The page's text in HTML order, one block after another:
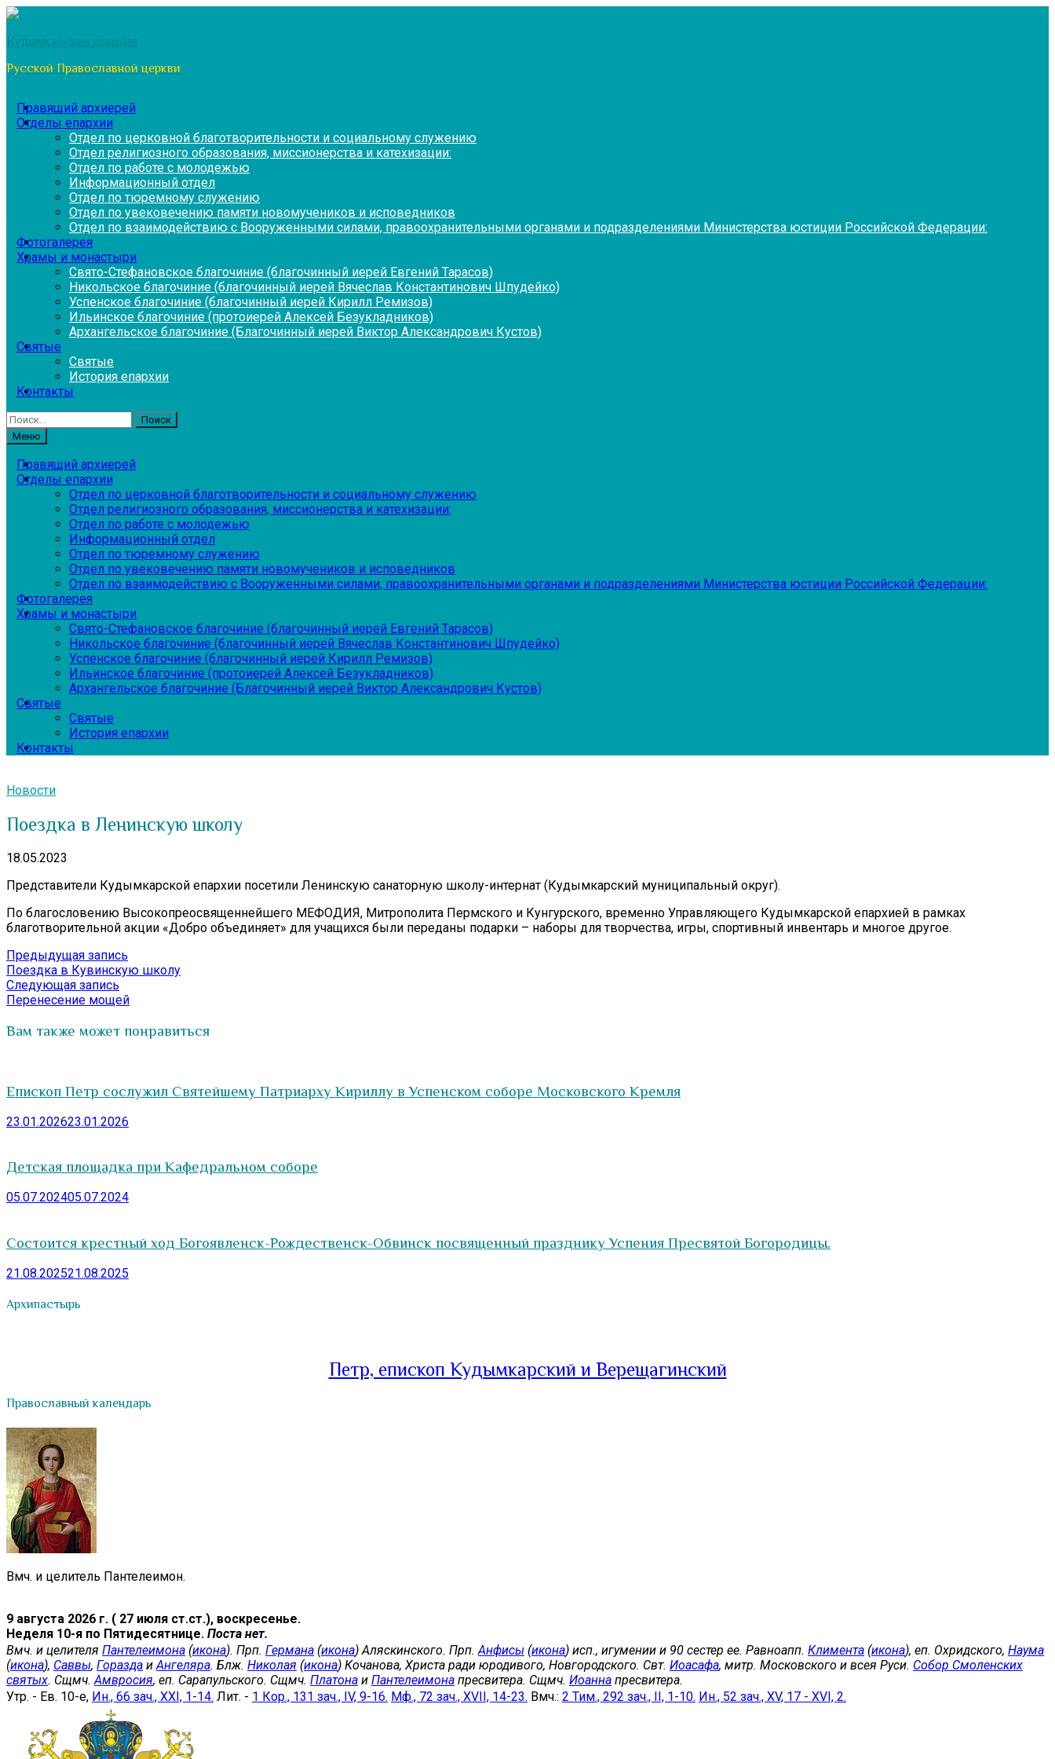
Перейти
содержимому
Кудымкарская епархия
Русской Православной церкви
Правящий архиерей
Отделы епархии
Отдел по церковной благотворительности и социальному служению
Отдел религиозного образования, миссионерства и катехизации:
Отдел по работе с молодежью
Информационный отдел
Отдел по тюремному служению
Отдел по увековечению памяти новомучеников и исповедников
Отдел по взаимодействию с Вооруженными силами, правоохранительными органами и подразделениями Министерства юстиции Российской Федерации:
Фотогалерея
Храмы и монастыри
Свято-Стефановское благочиние (благочинный иерей Евгений Тарасов)
Никольское благочиние (благочинный иерей Вячеслав Константинович Шпудейко)
Успенское благочиние (благочинный иерей Кирилл Ремизов)
Ильинское благочиние (протоиерей Алексей Безукладников)
Архангельское благочиние (Благочинный иерей Виктор Александрович Кустов)
Святые
Святые
История епархии
Контакты
Найти:
Меню
Правящий архиерей
Отделы епархии
Отдел по церковной благотворительности и социальному служению
Отдел религиозного образования, миссионерства и катехизации:
Отдел по работе с молодежью
Информационный отдел
Отдел по тюремному служению
Отдел по увековечению памяти новомучеников и исповедников
Отдел по взаимодействию с Вооруженными силами, правоохранительными органами и подразделениями Министерства юстиции Российской Федерации:
Фотогалерея
Храмы и монастыри
Свято-Стефановское благочиние (благочинный иерей Евгений Тарасов)
Никольское благочиние (благочинный иерей Вячеслав Константинович Шпудейко)
Успенское благочиние (благочинный иерей Кирилл Ремизов)
Ильинское благочиние (протоиерей Алексей Безукладников)
Архангельское благочиние (Благочинный иерей Виктор Александрович Кустов)
Святые
Святые
История епархии
Контакты
Новости
Поездка в Ленинскую школу
18.05.2023
Представители Кудымкарской епархии посетили Ленинскую санаторную школу-интернат (Кудымкарский муниципальный округ).
По благословению Высокопреосвященнейшего МЕФОДИЯ, Митрополита Пермского и Кунгурского, временно Управляющего Кудымкарской епархией в рамках
благотворительной акции «Добро объединяет» для учащихся были переданы подарки – наборы для творчества, игры, спортивный инвентарь и многое другое.
Навигация
по
записям
Предыдущая запись
запись:
Поездка в Кувинскую школу
Следующая запись
запись:
Перенесение мощей
Вам также может понравиться
Епископ Петр сослужил Святейшему Патриарху Кириллу в Успенском соборе Московского Кремля
23.01.202623.01.2026
Детская площадка при Кафедральном соборе
05.07.202405.07.2024
Состоится крестный ход Богоявленск-Рождественск-Обвинск посвященный празднику Успения Пресвятой Богородицы.
21.08.202521.08.2025
Архипастырь
Петр, епископ Кудымкарский и Верещагинский
Православный календарь
Вмч. и целитель Пантелеимон.
9 августа 2026 г. ( 27 июля ст.ст.), воскресенье.
Неделя 10-я по Пятидесятнице. Поста нет.
Вмч. и целителя Пантелеимона (икона). Прп. Германа (икона) Аляскинского. Прп. Анфисы (икона) исп., игумении и 90 сестер ее. Равноапп. Климента (икона), еп. Охридского, Наума
(икона), Саввы, Горазда и Ангеляра. Блж. Николая (икона) Кочанова, Христа ради юродивого, Новгородского. Свт. Иоасафа, митр. Московского и всея Руси. Собор Смоленских
святых. Сщмч. Амвросия, еп. Сарапульского. Сщмч. Платона и Пантелеимона пресвитера. Сщмч. Иоанна пресвитера.
Утр. - Ев. 10-е, Ин., 66 зач., XXI, 1-14. Лит. - 1 Кор., 131 зач., IV, 9-16. Мф., 72 зач., XVII, 14-23. Вмч.: 2 Тим., 292 зач., II, 1-10. Ин., 52 зач., XV, 17 - XVI, 2.